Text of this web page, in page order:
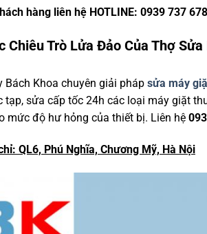
hàng liên hệ HOTLINE: 0939 737
Chiêu Trò Lửa Đảo Của Thợ
Bách Khoa chuyên giải pháp sửa máy
tạp, sửa cấp tốc 24h các loại máy giặt
mức độ hư hỏng của thiết bị. Liên hệ
QL6, Phú Nghĩa, Chương Mỹ, Hà Nội